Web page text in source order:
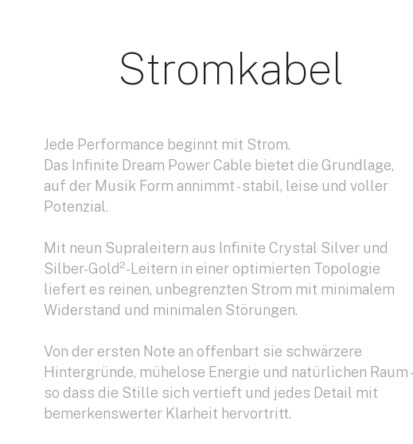
Stromkabel
Jede Performance beginnt mit Strom.
Das Infinite Dream Power Cable bietet die Grundlage,
auf der Musik Form annimmt - stabil, leise und voller
Potenzial.
Mit neun Supraleitern aus Infinite Crystal Silver und
Silber-Gold²-Leitern in einer optimierten Topologie
liefert es reinen, unbegrenzten Strom mit minimalem
Widerstand und minimalen Störungen.
Von der ersten Note an offenbart sie schwärzere
Hintergründe, mühelose Energie und natürlichen Raum -
so dass die Stille sich vertieft und jedes Detail mit
bemerkenswerter Klarheit hervortritt.